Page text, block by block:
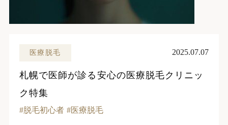
医療脱毛 2025.07.07
札幌で医師が診る安心の医療脱毛クリニッ
ク特集
脱毛初心者 医療脱毛